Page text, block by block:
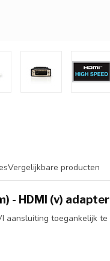
Vergelijkbare producten
- HDMI (v) adapter
aansluiting toegankelijk